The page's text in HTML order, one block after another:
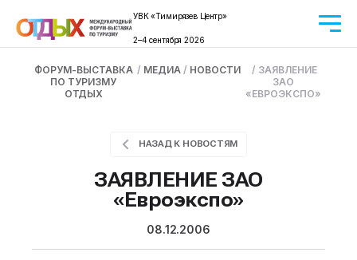
УВК «Тимирязев Центр»
2–4 сентября 2026
ФОРУМ-ВЫСТАВКА
ПО ТУРИЗМУ
ОТДЫХ
/ МЕДИА / НОВОСТИ / ЗАЯВЛЕНИЕ
ЗАО
«ЕВРОЭКСПО»
НАЗАД К НОВОСТЯМ
ЗАЯВЛЕНИЕ ЗАО
«Евроэкспо»
08.12.2006